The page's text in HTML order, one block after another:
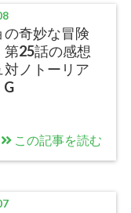
の奇妙な冒険
25話の感想
対ノトーリア
G
この記事を読む